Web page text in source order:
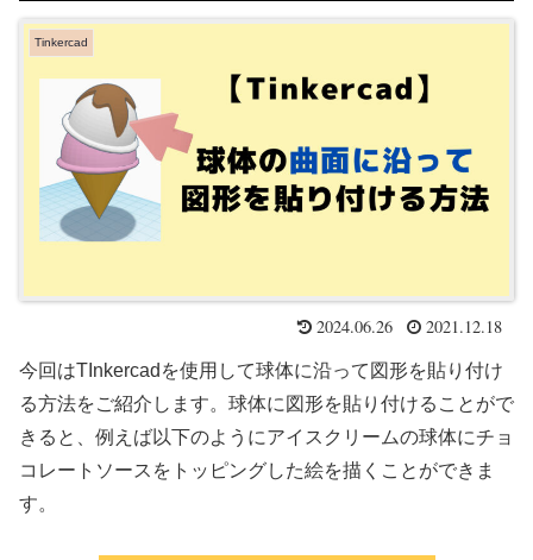
Tinkercad
2024.06.26 2021.12.18
今回はTInkercadを使用して球体に沿って図形を貼り付け
る方法をご紹介します。球体に図形を貼り付けることがで
きると、例えば以下のようにアイスクリームの球体にチョ
コレートソースをトッピングした絵を描くことができま
す。